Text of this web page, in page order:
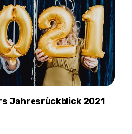
Jahresrückblick 2021